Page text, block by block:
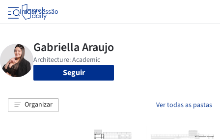
Iniciar sessão
Seguir
Organizar Ver todas as pastas